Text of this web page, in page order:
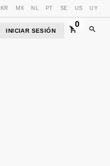
KR MX NL PT SE US UY
INICIAR SESIÓN
0